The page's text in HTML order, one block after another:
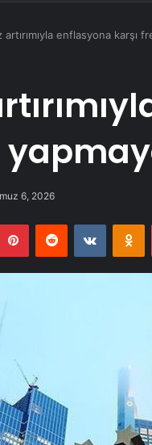
artırımıyla enflasyona karşı
6, 2026
PinterestReddit